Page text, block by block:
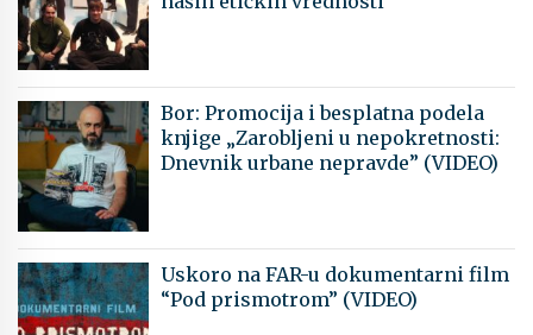
Bor: Promocija i besplatna podela
knjige „Zarobljeni u nepokretnosti:
Dnevnik urbane nepravde” (VIDEO)
Uskoro na FAR-u dokumentarni film
“Pod prismotrom” (VIDEO)